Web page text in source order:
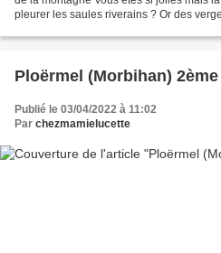
pleurer les saules riverains ? Or des
Ploërmel (Morbihan)
Publié le 03/04/2022 à 11:02
Par chezmamielucette